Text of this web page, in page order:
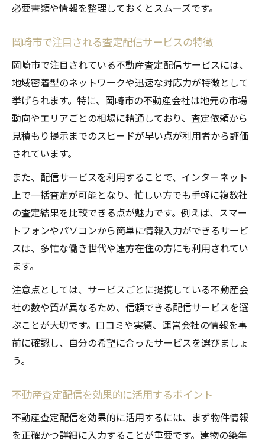
必要書類や情報を整理しておくとスムーズです。
岡崎市で注目される査定配信サービスの特徴
岡崎市で注目されている不動産査定配信サービスには、
地域密着型のネットワークや迅速な対応力が特徴として
挙げられます。特に、岡崎市の不動産会社は地元の市場
動向やエリアごとの相場に精通しており、査定依頼から
見積もり提示までのスピードが早い点が利用者から評価
されています。
また、配信サービスを利用することで、インターネット
上で一括査定が可能となり、忙しい方でも手軽に複数社
の査定結果を比較できる点が魅力です。例えば、スマー
トフォンやパソコンから簡単に情報入力ができるサービ
スは、多忙な働き世代や遠方在住の方にも利用されてい
ます。
注意点としては、サービスごとに提携している不動産会
社の数や質が異なるため、信頼できる配信サービスを選
ぶことが大切です。口コミや実績、運営会社の情報を事
前に確認し、自分の希望に合ったサービスを選びましょ
う。
不動産査定配信を効果的に活用するポイント
不動産査定配信を効果的に活用するには、まず物件情報
を正確かつ詳細に入力することが重要です。建物の築年